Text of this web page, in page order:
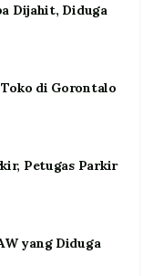
Dijahit, Diduga
di Gorontalo
Petugas Parkir
yang Diduga